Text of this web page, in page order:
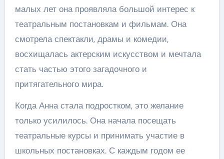
малых лет она проявляла большой интерес к
театральным постановкам и фильмам. Она
смотрела спектакли, драмы и комедии,
восхищалась актерским искусством и мечтала
стать частью этого загадочного и
притягательного мира.
Когда Анна стала подростком, это желание
только усилилось. Она начала посещать
театральные курсы и принимать участие в
школьных постановках. С каждым годом ее